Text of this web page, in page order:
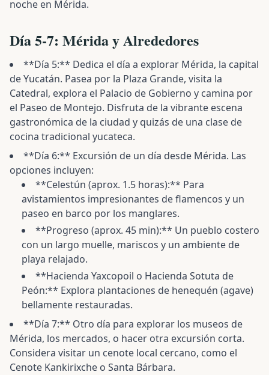
noche en Mérida.
Día 5-7: Mérida y Alrededores
**Día 5:** Dedica el día a explorar Mérida, la capital
de Yucatán. Pasea por la Plaza Grande, visita la
Catedral, explora el Palacio de Gobierno y camina por
el Paseo de Montejo. Disfruta de la vibrante escena
gastronómica de la ciudad y quizás de una clase de
cocina tradicional yucateca.
**Día 6:** Excursión de un día desde Mérida. Las
opciones incluyen:
**Celestún (aprox. 1.5 horas):** Para
avistamientos impresionantes de flamencos y un
paseo en barco por los manglares.
**Progreso (aprox. 45 min):** Un pueblo costero
con un largo muelle, mariscos y un ambiente de
playa relajado.
**Hacienda Yaxcopoil o Hacienda Sotuta de
Peón:** Explora plantaciones de henequén (agave)
bellamente restauradas.
**Día 7:** Otro día para explorar los museos de
Mérida, los mercados, o hacer otra excursión corta.
Considera visitar un cenote local cercano, como el
Cenote Kankirixche o Santa Bárbara.